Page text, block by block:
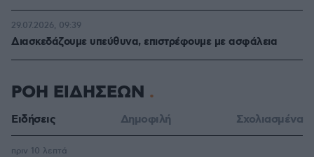
Διασκεδάζουμε υπεύθυνα, επιστρέφουμε με ασφάλεια
29.07.2026, 09:39
ΡΟΗ ΕΙΔΗΣΕΩΝ
Ειδήσεις Δημοφιλή Σχολιασμένα
πριν 10 λεπτά